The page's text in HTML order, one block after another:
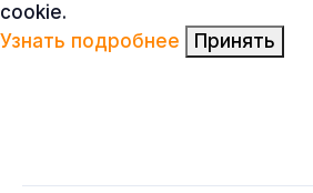
cookie.
Узнать подробнее
Принять